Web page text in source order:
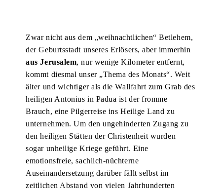
Zwar nicht aus dem „weihnachtlichen“ Betlehem,
der Geburtsstadt unseres Erlösers, aber immerhin
aus Jerusalem, nur wenige Kilometer entfernt,
kommt diesmal unser „Thema des Monats“. Weit
älter und wichtiger als die Wallfahrt zum Grab des
heiligen Antonius in Padua ist der fromme
Brauch, eine Pilgerreise ins Heilige Land zu
unternehmen. Um den ungehinderten Zugang zu
den heiligen Stätten der Christenheit wurden
sogar unheilige Kriege geführt. Eine
emotionsfreie, sachlich-nüchterne
Auseinandersetzung darüber fällt selbst im
zeitlichen Abstand von vielen Jahrhunderten